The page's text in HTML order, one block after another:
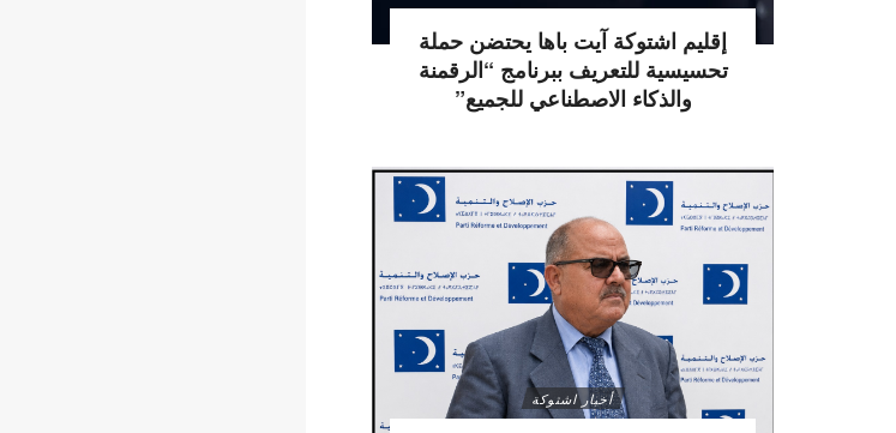
إقليم اشتوكة آيت باها يحتضن حملة
تحسيسية للتعريف ببرنامج “الرقمنة
والذكاء الاصطناعي للجميع”
أخبار اشتوكة